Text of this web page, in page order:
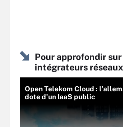
Pour approfondir
intégrateurs réseaux
Open Telekom Cloud :
dote d'un IaaS public